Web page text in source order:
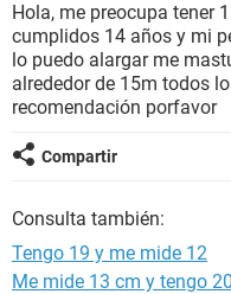
SEXUALIDAD
GLOSARIO
Hola, me preocupa tener
cumplidos 14 años y mi
lo puedo alargar me
alrededor de 15m todos
recomendación porfavor
Compartir
Consulta también:
Tengo 19 y me mide 12
Me mide 13 cm y tengo